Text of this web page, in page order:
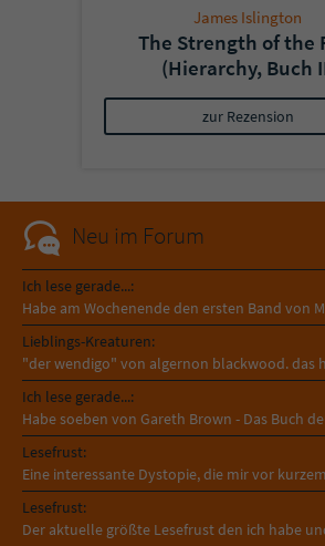
James Islington
The Strength of the
(Hierarchy, Buch
zur Rezension
Neu im Forum
Ich lese gerade...:
Habe am Wochenende den ersten Band von
Lieblings-Kreaturen:
"der wendigo" von algernon blackwood. das
Ich lese gerade...:
Habe soeben von Gareth Brown - Das Buch
Lesefrust:
Eine interessante Dystopie, die mir vor
Lesefrust:
Der aktuelle größte Lesefrust den ich habe